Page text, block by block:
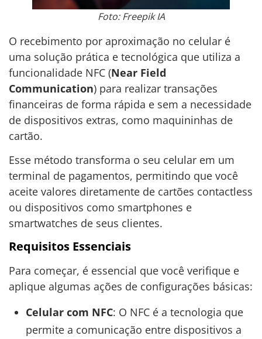
Foto: Freepik IA
O recebimento por aproximação no celular é
uma solução prática e tecnológica que utiliza a
funcionalidade NFC (Near Field
Communication) para realizar transações
financeiras de forma rápida e sem a necessidade
de dispositivos extras, como maquininhas de
cartão.
Esse método transforma o seu celular em um
terminal de pagamentos, permitindo que você
aceite valores diretamente de cartões contactless
ou dispositivos como smartphones e
smartwatches de seus clientes.
Requisitos Essenciais
Para começar, é essencial que você verifique e
aplique algumas ações de configurações básicas:
Celular com NFC: O NFC é a tecnologia que
permite a comunicação entre dispositivos a